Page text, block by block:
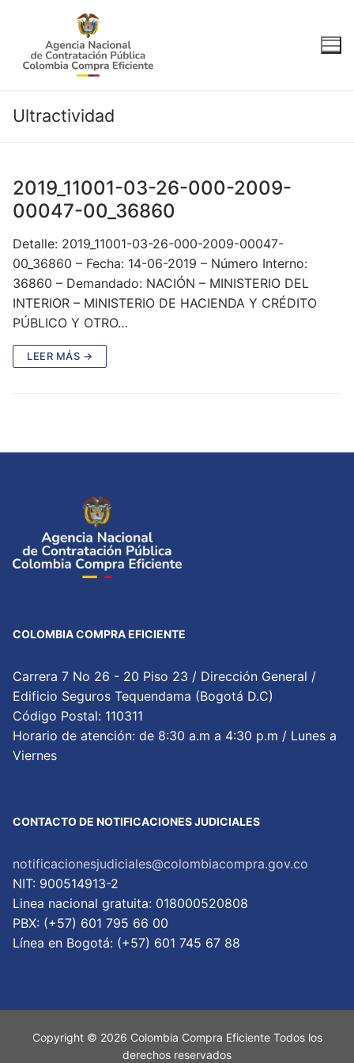
contenido
Ultractividad
2019_11001-03-26-000-2009-
00047-00_36860
Detalle: 2019_11001-03-26-000-2009-00047-
00_36860 – Fecha: 14-06-2019 – Número Interno:
36860 – Demandado: NACIÓN – MINISTERIO DEL
INTERIOR – MINISTERIO DE HACIENDA Y CRÉDITO
PÚBLICO Y OTRO…
LEER MÁS →
COLOMBIA COMPRA EFICIENTE
Carrera 7 No 26 - 20 Piso 23 / Dirección General /
Edificio Seguros Tequendama (Bogotá D.C)
Código Postal: 110311
Horario de atención: de 8:30 a.m a 4:30 p.m / Lunes a
Viernes
CONTACTO DE NOTIFICACIONES JUDICIALES
notificacionesjudiciales@colombiacompra.gov.co
NIT: 900514913-2
Linea nacional gratuita: 018000520808
PBX: (+57) 601 795 66 00
Lí­nea en Bogotá: (+57) 601 745 67 88
Copyright © 2026 Colombia Compra Eficiente Todos los
derechos reservados